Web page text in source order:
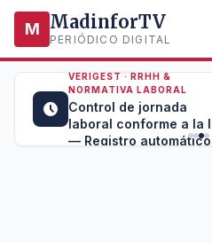
M MadinforTV
PERIÓDICO DIGITAL
VERIGEST · RRHH &
NORMATIVA LABORAL
Control de jornada
laboral conforme a la
— Registro automático